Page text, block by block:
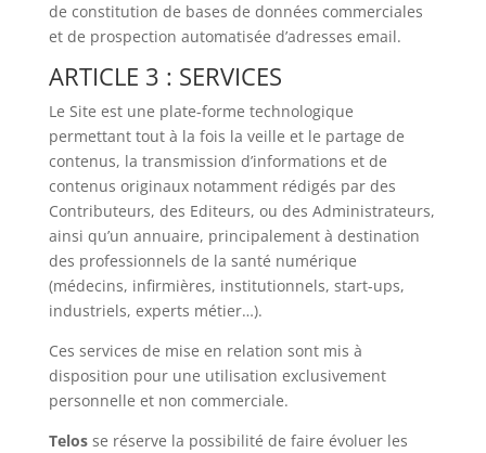
de constitution de bases de données commerciales
et de prospection automatisée d’adresses email.
ARTICLE 3 : SERVICES
Le Site est une plate-forme technologique
permettant tout à la fois la veille et le partage de
contenus, la transmission d’informations et de
contenus originaux notamment rédigés par des
Contributeurs, des Editeurs, ou des Administrateurs,
ainsi qu’un annuaire, principalement à destination
des professionnels de la santé numérique
(médecins, infirmières, institutionnels, start-ups,
industriels, experts métier…).
Ces services de mise en relation sont mis à
disposition pour une utilisation exclusivement
personnelle et non commerciale.
Telosse réserve la possibilité de faire évoluer les